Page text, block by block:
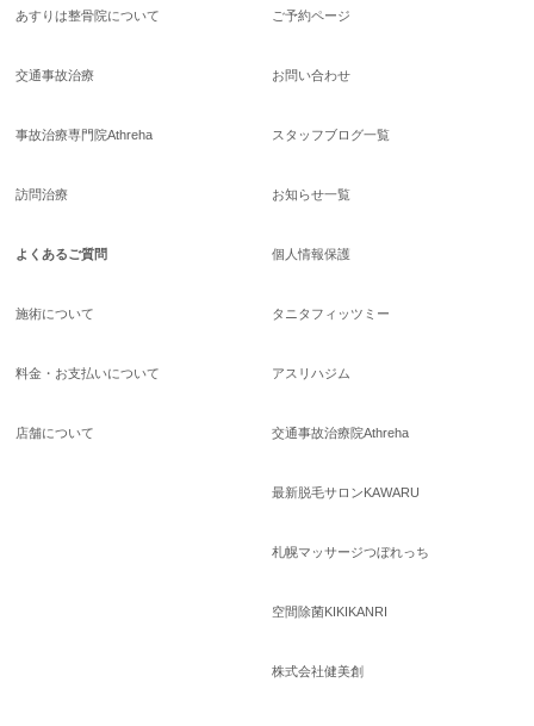
あすりは整骨院について
交通事故治療
事故治療専門院Athreha
訪問治療
よくあるご質問
施術について
料金・お支払いについて
店舗について
ご予約ページ
お問い合わせ
スタッフブログ一覧
お知らせ一覧
個人情報保護
タニタフィッツミー
アスリハジム
交通事故治療院Athreha
最新脱毛サロンKAWARU
札幌マッサージつぼれっち
空間除菌KIKIKANRI
株式会社健美創